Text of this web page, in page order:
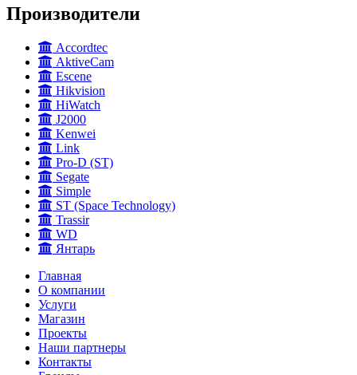
Производители
Accordtec
AktiveCam
Escene
Hikvision
HiWatch
J2000
Kenwei
Link
Pro-D (ST)
Segate
Simple
ST (Space Technology)
Trassir
WD
Янтарь
Главная
О компании
Услуги
Магазин
Проекты
Наши партнеры
Контакты